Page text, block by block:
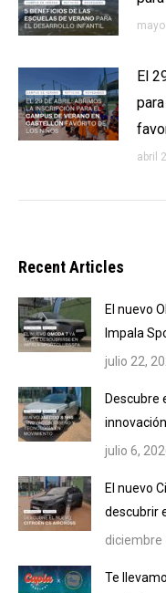
El
abril
Recent Articles
El nuevo
Impala
julio 22,
Descubre
julio 6,
El nuevo
descubrir
diciembre
Te